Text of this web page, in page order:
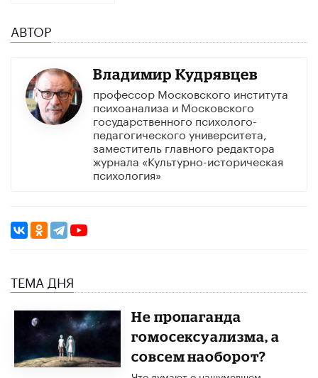
АВТОР
Владимир Кудрявцев
профессор Московского института
психоанализа и Московского
государственного психолого-
педагогического университета,
заместитель главного редактора
журнала «Культурно-историческая
психология»
ТЕМА ДНЯ
Не пропаганда
гомосексуализма, а
совсем наоборот?